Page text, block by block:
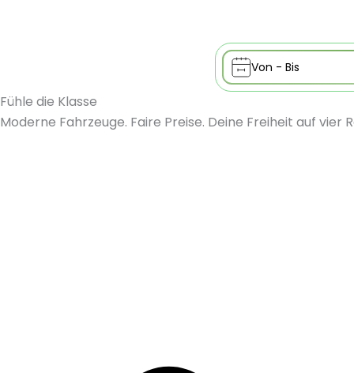
Fühle die Klasse
Moderne Fahrzeuge. Faire Preise. Deine Freiheit auf vier